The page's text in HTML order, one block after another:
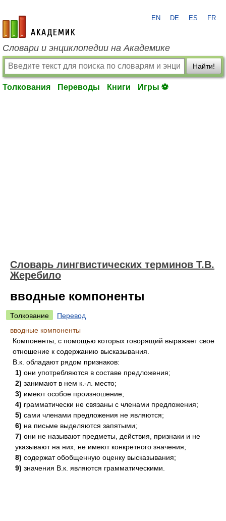
academic.ru
EN DE ES FR
Словари и энциклопедии на Академике
Найти!
Толкования Переводы Книги Игры ⚽
Словарь лингвистических терминов Т.В.
Жеребило
вводные компоненты
Толкование
Перевод
вводные компоненты
Компоненты, с помощью которых говорящий выражает свое
отношение к содержанию высказывания.
В.к. обладают рядом признаков:
1) они употребляются в составе предложения;
2) занимают в нем к.-л. место;
3) имеют особое произношение;
4) грамматически не связаны с членами предложения;
5) сами членами предложения не являются;
6) на письме выделяются запятыми;
7) они не называют предметы, действия, признаки и не
указывают на них, не имеют конкретного значения;
8) содержат обобщенную оценку высказывания;
9) значения В.к. являются грамматическими.